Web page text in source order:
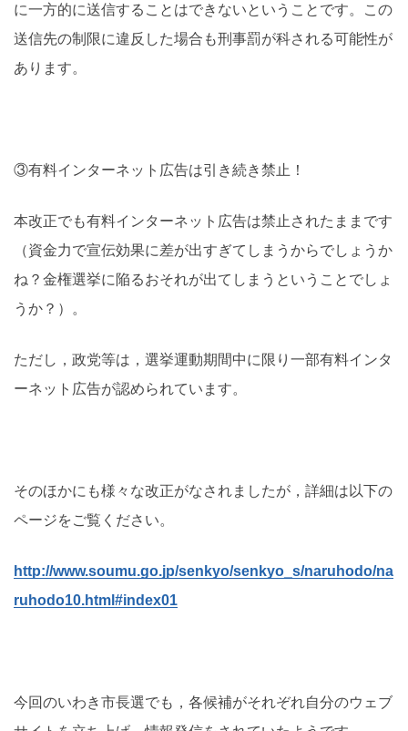
に一方的に送信することはできないということです。この
送信先の制限に違反した場合も刑事罰が科される可能性が
あります。
③有料インターネット広告は引き続き禁止！
本改正でも有料インターネット広告は禁止されたままです
（資金力で宣伝効果に差が出すぎてしまうからでしょうか
ね？金権選挙に陥るおそれが出てしまうということでしょ
うか？）。
ただし，政党等は，選挙運動期間中に限り一部有料インタ
ーネット広告が認められています。
そのほかにも様々な改正がなされましたが，詳細は以下の
ページをご覧ください。
http://www.soumu.go.jp/senkyo/senkyo_s/naruhodo/na
ruhodo10.html#index01
今回のいわき市長選でも，各候補がそれぞれ自分のウェブ